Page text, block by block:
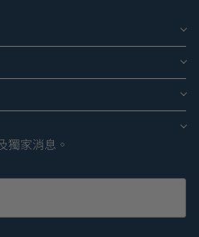
獨家消息。